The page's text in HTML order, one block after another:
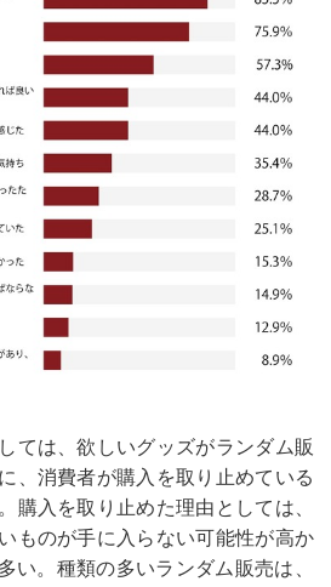
ては、欲しいグッズがランダム販
、消費者が購入を取り止めている
購入を取り止めた理由としては、
ものが手に入らない可能性が高か
い。種類の多いランダム販売は、